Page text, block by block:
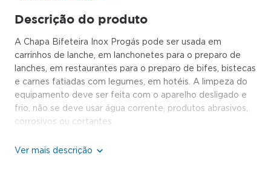
Descrição do produto
A Chapa Bifeteira Inox Progás pode ser usada em
carrinhos de lanche, em lanchonetes para o preparo de
lanches, em restaurantes para o preparo de bifes, bistecas
e carnes fatiadas com legumes, em hotéis. A limpeza do
equipamento deve ser feita com o aparelho desligado e
frio, não se deve usar água corrente, produtos abrasivos,
corrosivos ou cortantes.
Características Técnicas: